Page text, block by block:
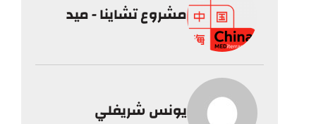
مشروع تشاينا - ميد
يونس شريفلي